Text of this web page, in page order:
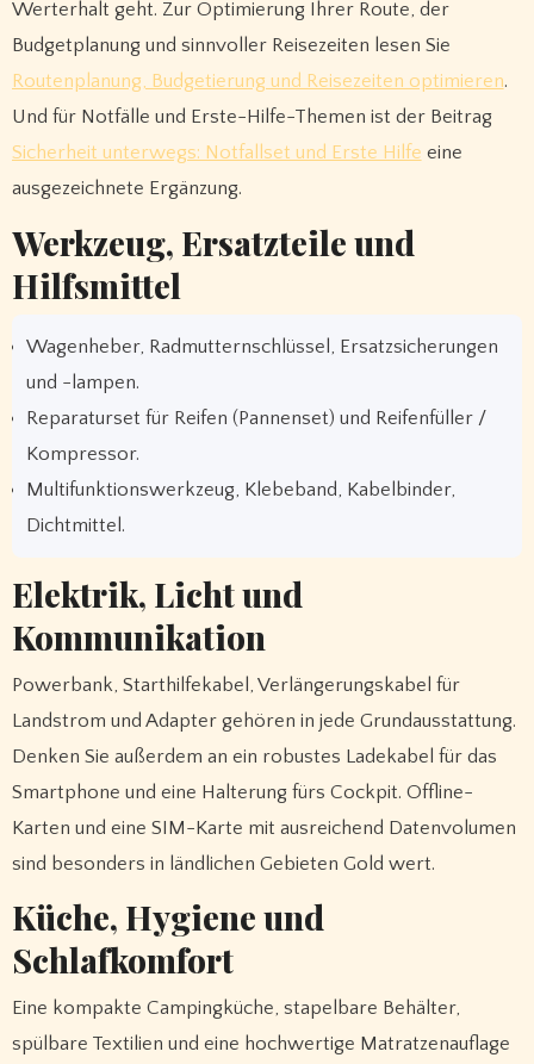
Werterhalt geht. Zur Optimierung Ihrer Route, der
Budgetplanung und sinnvoller Reisezeiten lesen Sie
Routenplanung, Budgetierung und Reisezeiten optimieren.
Und für Notfälle und Erste-Hilfe-Themen ist der Beitrag
Sicherheit unterwegs: Notfallset und Erste Hilfe eine
ausgezeichnete Ergänzung.
Werkzeug, Ersatzteile und
Hilfsmittel
Wagenheber, Radmutternschlüssel, Ersatzsicherungen
und -lampen.
Reparaturset für Reifen (Pannenset) und Reifenfüller /
Kompressor.
Multifunktionswerkzeug, Klebeband, Kabelbinder,
Dichtmittel.
Elektrik, Licht und
Kommunikation
Powerbank, Starthilfekabel, Verlängerungskabel für
Landstrom und Adapter gehören in jede Grundausstattung.
Denken Sie außerdem an ein robustes Ladekabel für das
Smartphone und eine Halterung fürs Cockpit. Offline-
Karten und eine SIM-Karte mit ausreichend Datenvolumen
sind besonders in ländlichen Gebieten Gold wert.
Küche, Hygiene und
Schlafkomfort
Eine kompakte Campingküche, stapelbare Behälter,
spülbare Textilien und eine hochwertige Matratzenauflage